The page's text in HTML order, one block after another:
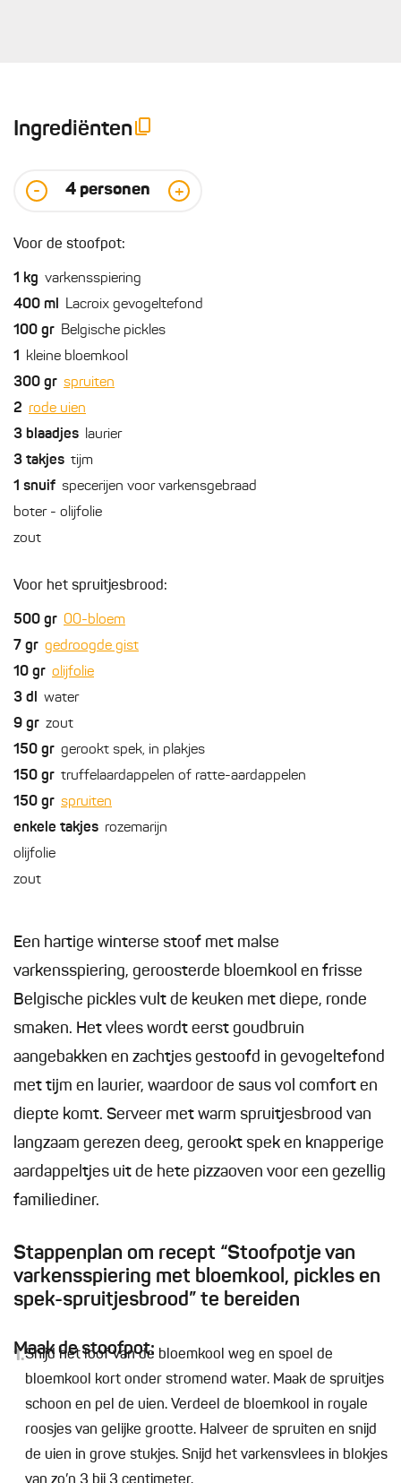
Ingrediënten
- 4 personen +
Voor de stoofpot:
1 kg varkensspiering
400 ml Lacroix gevogeltefond
100 gr Belgische pickles
1 kleine bloemkool
300 gr spruiten
2 rode uien
3 blaadjes laurier
3 takjes tijm
1 snuif specerijen voor varkensgebraad
boter - olijfolie
zout
Voor het spruitjesbrood:
500 gr 00-bloem
7 gr gedroogde gist
10 gr olijfolie
3 dl water
9 gr zout
150 gr gerookt spek, in plakjes
150 gr truffelaardappelen of ratte-aardappelen
150 gr spruiten
enkele takjes rozemarijn
olijfolie
zout
Een hartige winterse stoof met malse
varkensspiering, geroosterde bloemkool en frisse
Belgische pickles vult de keuken met diepe, ronde
smaken. Het vlees wordt eerst goudbruin
aangebakken en zachtjes gestoofd in gevogeltefond
met tijm en laurier, waardoor de saus vol comfort en
diepte komt. Serveer met warm spruitjesbrood van
langzaam gerezen deeg, gerookt spek en knapperige
aardappeltjes uit de hete pizzaoven voor een gezellig
familiediner.
Stappenplan om recept “Stoofpotje van
varkensspiering met bloemkool, pickles en
spek-spruitjesbrood” te bereiden
Maak de stoofpot:
1.Snijd het loof van de bloemkool weg en spoel de
bloemkool kort onder stromend water. Maak de spruitjes
schoon en pel de uien. Verdeel de bloemkool in royale
roosjes van gelijke grootte. Halveer de spruiten en snijd
de uien in grove stukjes. Snijd het varkensvlees in blokjes